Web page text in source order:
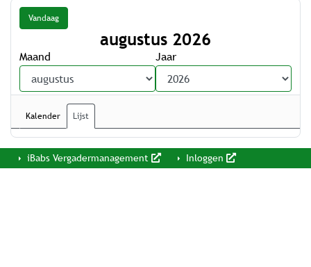
Vandaag
augustus 2026
Maand Jaar
Kalender Lijst
iBabs Vergadermanagement Inloggen